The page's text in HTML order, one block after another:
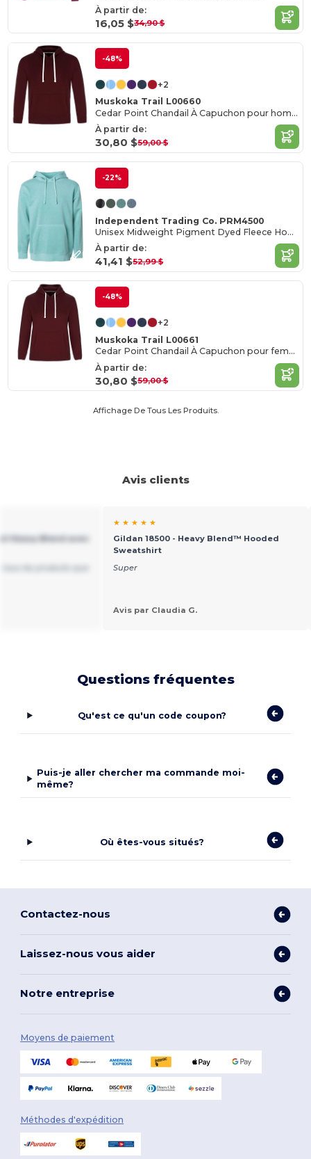
À partir de:
16,05 $34,90 $
-48%
+2
Muskoka Trail L00660
Cedar Point Chandail À Capuchon pour homme
À partir de:
30,80 $59,00 $
-22%
Independent Trading Co. PRM4500
Unisex Midweight Pigment Dyed Fleece Hood
À partir de:
41,41 $52,99 $
-48%
+2
Muskoka Trail L00661
Cedar Point Chandail À Capuchon pour femme
À partir de:
30,80 $59,00 $
Affichage De Tous Les Produits.
Avis clients
Heavy Blend avec
★ ★ ★ ★ ★
Gildan 18500 - Heavy Blend™ Hooded
Sweatshirt
Super
Avis par Claudia G.
Questions fréquentes
Qu'est ce qu'un code coupon?
Puis-je aller chercher ma commande moi-
même?
Où êtes-vous situés?
Contactez-nous
Laissez-nous vous aider
Notre entreprise
Moyens de paiement
Méthodes d'expédition